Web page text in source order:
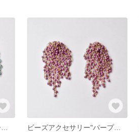
ビーズアクセサリー"パープルスモール"